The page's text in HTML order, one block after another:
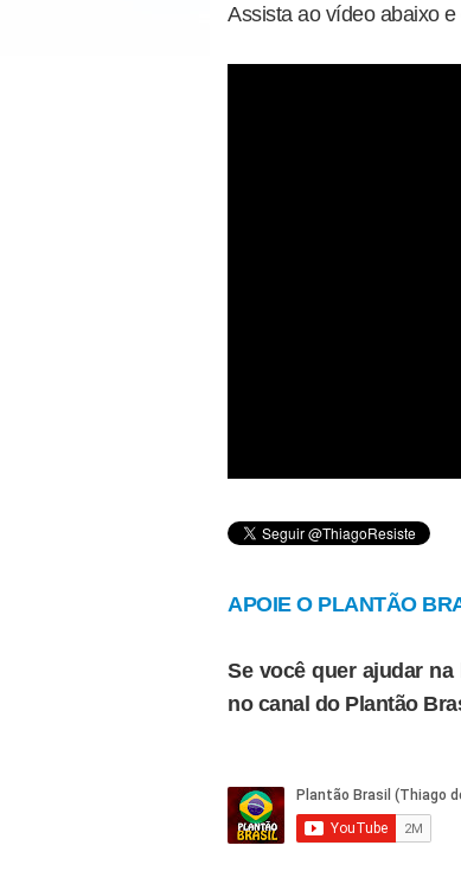
Assista ao vídeo abaixo e
APOIE O PLANTÃO
Se você quer ajudar
no canal do Plantão